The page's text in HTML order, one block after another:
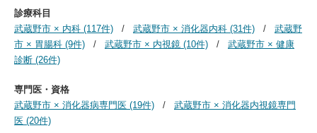
診療科目
武蔵野市 × 内科 (117件)
武蔵野市 × 消化器内科 (31件)
武蔵野
市 × 胃腸科 (9件)
武蔵野市 × 内視鏡 (10件)
武蔵野市 × 健康
診断 (26件)
専門医・資格
武蔵野市 × 消化器病専門医 (19件)
武蔵野市 × 消化器内視鏡専門
医 (20件)